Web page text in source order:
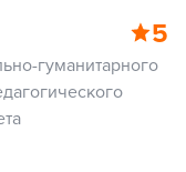
5
гуманитарного